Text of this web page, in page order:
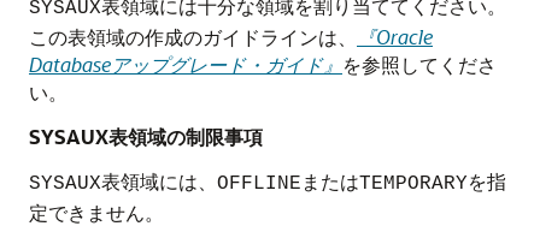
SYSAUX表領域には十分な領域を割り当ててください。
この表領域の作成のガイドラインは、
『Oracle
Databaseアップグレード・ガイド』 を参照してくださ
い。
SYSAUX表領域の制限事項
SYSAUX表領域には、 OFFLINE またはTEMPORARYを指
定できません。